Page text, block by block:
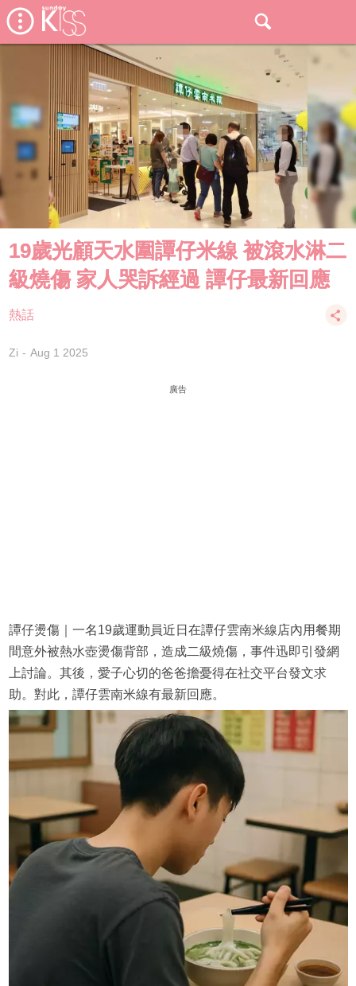
19歲光顧天水圍譚仔米線 被滾水淋二
級燒傷 家人哭訴經過 譚仔最新回應
熱話
Zi Aug 1 2025
廣告
譚仔燙傷｜一名19歲運動員近日在譚仔雲南米線店內用餐期
間意外被熱水壺燙傷背部，造成二級燒傷，事件迅即引發網
上討論。其後，愛子心切的爸爸擔憂得在社交平台發文求
助。對此，譚仔雲南米線有最新回應。